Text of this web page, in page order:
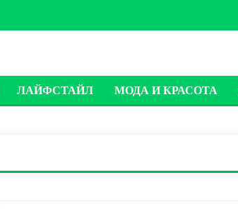
ЛАЙФСТАЙЛ МОДА И КРАСОТА